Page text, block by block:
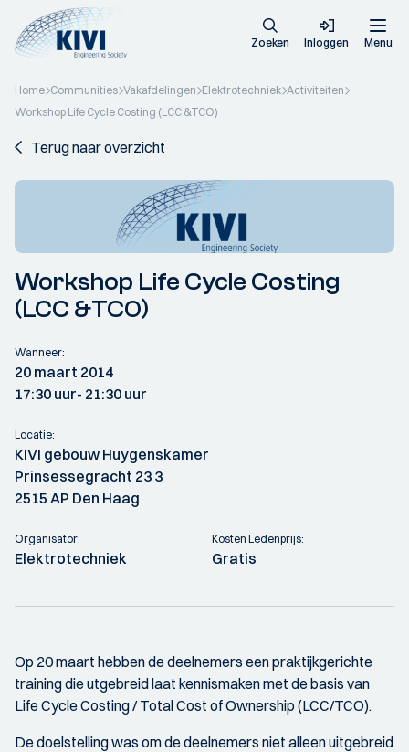
Zoeken Inloggen Menu
Home Communities Vakafdelingen Elektrotechniek Activiteiten
Workshop Life Cycle Costing (LCC &TCO)
Terug naar overzicht
Workshop Life Cycle Costing
(LCC &TCO)
Wanneer:
20 maart 2014
17:30 uur- 21:30 uur
Locatie:
KIVI gebouw Huygenskamer
Prinsessegracht 23 3
2515 AP Den Haag
Organisator:
Elektrotechniek
Kosten Ledenprijs:
Gratis
Op 20 maart hebben de deelnemers een praktijkgerichte
training die utgebreid laat kennismaken met de basis van
Life Cycle Costing / Total Cost of Ownership (LCC/TCO).
De doelstelling was om de deelnemers niet alleen uitgebreid